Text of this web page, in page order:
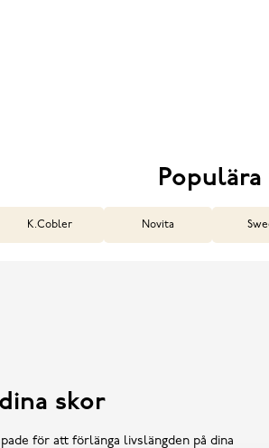
K.Cobler Novita
skor
för att förlänga livslängden på dina